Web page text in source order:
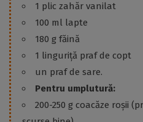
1 plic zahăr vanilat
100 ml lapte
180 g făină
1 linguriță praf de copt
un praf de sare.
Pentru umplutură:
200-250 g coacăze roșii